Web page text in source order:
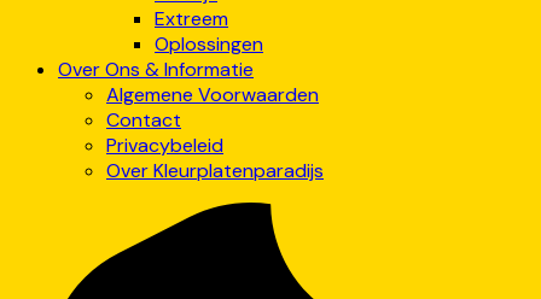
Extreem
Oplossingen
Over Ons & Informatie
Algemene Voorwaarden
Contact
Privacybeleid
Over Kleurplatenparadijs